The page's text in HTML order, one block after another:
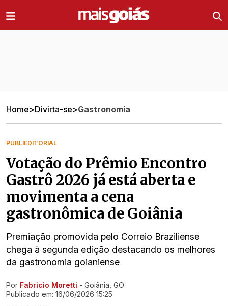
Home>Divirta-se>Gastronomia
PUBLIEDITORIAL
Votação do Prêmio Encontro
Gastrô 2026 já está aberta e
movimenta a cena
gastronômica de Goiânia
Premiação promovida pelo Correio Braziliense
chega à segunda edição destacando os melhores
da gastronomia goianiense
Ir direto pra matéria
Por Fabricio Moretti - Goiânia, GO
Publicado em: 16/06/2026 15:25